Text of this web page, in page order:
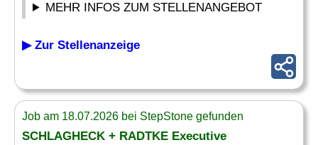
MEHR INFOS ZUM STELLENANGEBOT
▶ Zur Stellenanzeige
Job am 18.07.2026 bei StepStone gefunden
SCHLAGHECK + RADTKE Executive